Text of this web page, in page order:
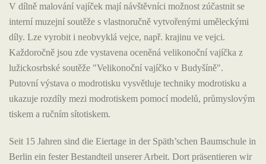
V dílně malování vajíček mají návštěvníci možnost zúčastnit se
interní muzejní soutěže s vlastnoručně vytvořenými uměleckými
díly. Lze vyrobit i neobvyklá vejce, např. krajinu ve vejci.
Každoročně jsou zde vystavena oceněná velikonoční vajíčka z
lužickosrbské soutěže "Velikonoční vajíčko v Budyšíně".
Putovní výstava o modrotisku vysvětluje techniky modrotisku a
ukazuje rozdíly mezi modrotiskem pomocí modelů, průmyslovým
tiskem a ručním sítotiskem.
Seit 15 Jahren sind die Eiertage in der Späth’schen Baumschule in
Berlin ein fester Bestandteil unserer Arbeit. Dort präsentieren wir